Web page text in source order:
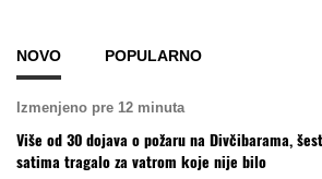
NOVO POPULARNO
Izmenjeno pre 12 minuta
Više od 30 dojava o požaru na Divčibarama,
satima tragalo za vatrom koje nije bilo